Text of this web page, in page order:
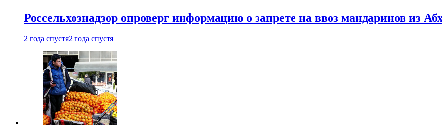
Россельхознадзор опроверг информацию о запрете на ввоз мандаринов из
2 года спустя2 года спустя